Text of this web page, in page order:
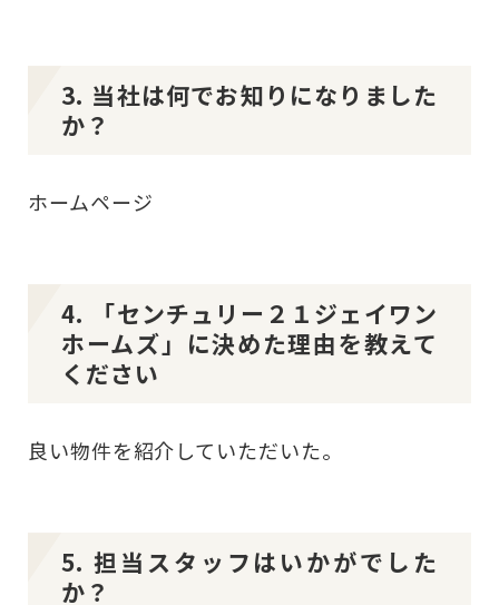
3. 当社は何でお知りになりました
か？
ホームページ
4. 「センチュリー２１ジェイワン
ホームズ」に決めた理由を教えて
ください
良い物件を紹介していただいた。
5. 担当スタッフはいかがでした
か？